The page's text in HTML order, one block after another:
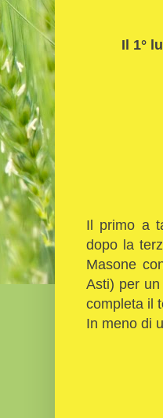
Il 1°
Il primo a
dopo la
Masone
Asti) per
completa il
In meno di